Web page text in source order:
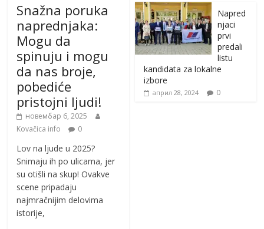
Snažna poruka
naprednjaka:
Mogu da
spinuju i mogu
da nas broje,
pobediće
pristojni ljudi!
новембар 6, 2025
Kovačica info
0
Lov na ljude u 2025?
Snimaju ih po ulicama, jer
su otišli na skup! Ovakve
scene pripadaju
najmračnijim delovima
istorije,
Napred
njaci
prvi
predali
listu
kandidata za lokalne
izbore
април 28, 2024 0